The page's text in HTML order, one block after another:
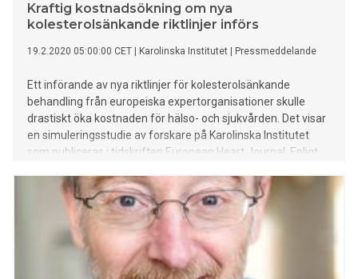
Kraftig kostnadsökning om nya
kolesterolsänkande riktlinjer införs
19.2.2020 05:00:00 CET Karolinska Institutet Pressmeddelande
Ett införande av nya riktlinjer för kolesterolsänkande
behandling från europeiska expertorganisationer skulle
drastiskt öka kostnaden för hälso- och sjukvården. Det visar
en simuleringsstudie av forskare på Karolinska Institutet
som publiceras i tidskriften European Heart Journal. Enligt
en kostnadseffektivitetsanalys av riktlinjernas innebörd,
givet hur mycket den föreslagna behandlingen för
högriskpatienter i dagsläget kostar.